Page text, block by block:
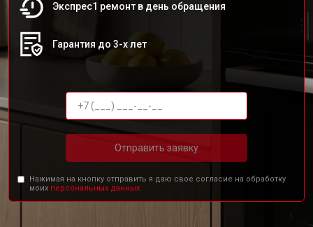
Экспрес1 ремонт в день обращения
Гарантия до 3-х лет
Отправить заявку
Нажимая на кнопку отправить я даю свое согласие на обработку
моих персональных данных.